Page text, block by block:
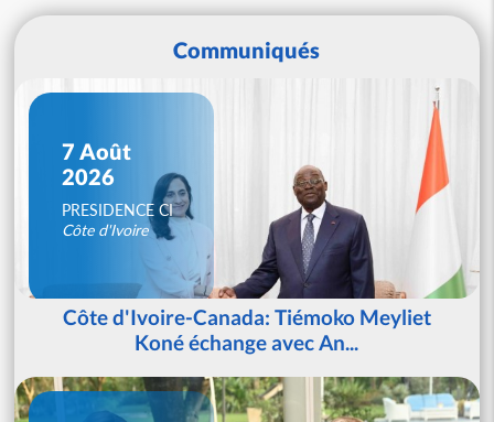
Communiqués
7 Août
2026
PRESIDENCE CI
Côte d'Ivoire
Côte d'Ivoire-Canada: Tiémoko Meyliet
Koné échange avec An...